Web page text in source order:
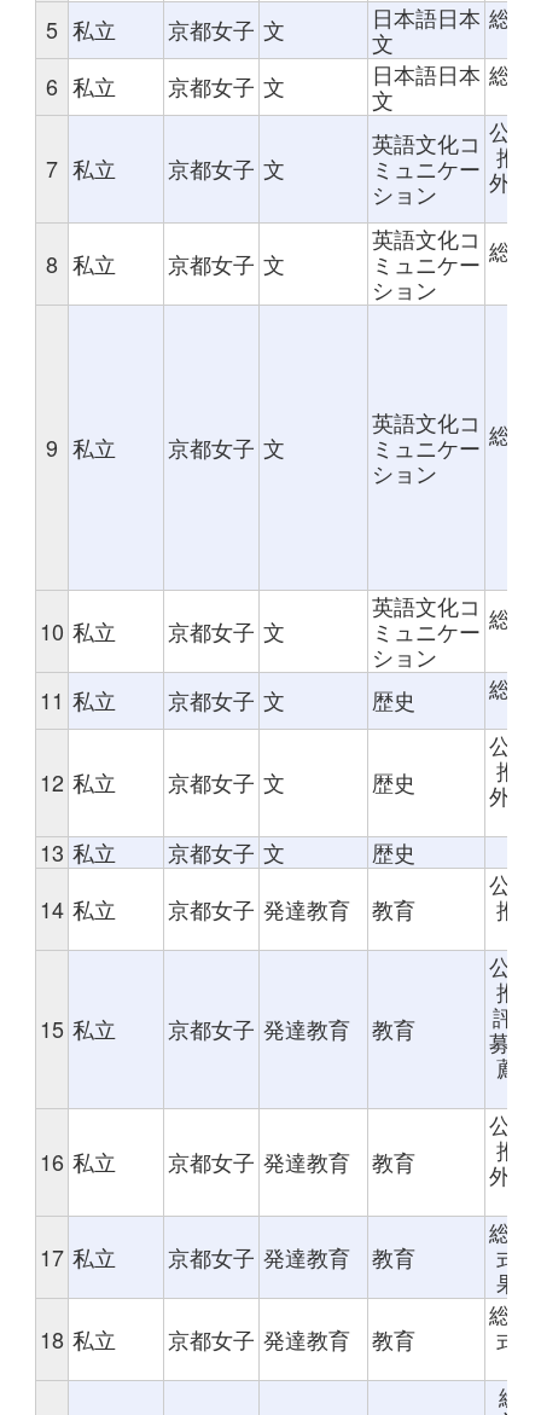
5 私立 京都女子 文
日本語日本
文
総合
6 私立 京都女子 文
日本語日本
文
総合
7 私立 京都女子 文
英語文化コ
ミュニケー
ション
公募
推
外部
8 私立 京都女子 文
英語文化コ
ミュニケー
ション
総合
9 私立 京都女子 文
英語文化コ
ミュニケー
ション
総合
10 私立 京都女子 文
英語文化コ
ミュニケー
ション
総合
11 私立 京都女子 文 歴史
総合
12 私立 京都女子 文 歴史
公募
推
外部
13 私立 京都女子 文 歴史
14 私立 京都女子 発達教育 教育
公募
推
15 私立 京都女子 発達教育 教育
公募
推
評
募型
薦(
16 私立 京都女子 発達教育 教育
公募
推
外部
17 私立 京都女子 発達教育 教育
総合
式-
果
18 私立 京都女子 発達教育 教育
総合
式-
総